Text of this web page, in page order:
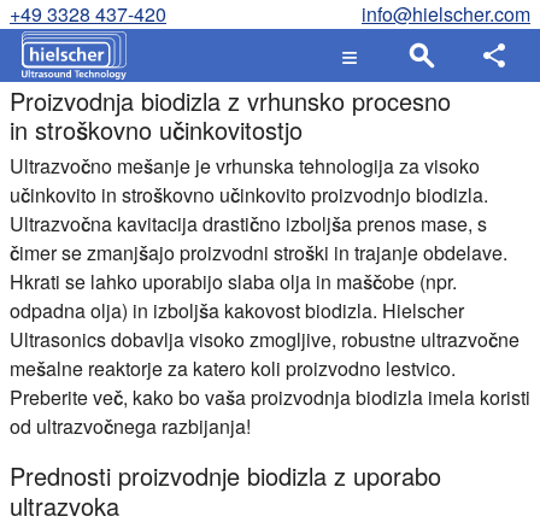
+49 3328 437-420 info@hielscher.com
Proizvodnja biodizla z vrhunsko procesno
in stroškovno učinkovitostjo
Ultrazvočno mešanje je vrhunska tehnologija za visoko
učinkovito in stroškovno učinkovito proizvodnjo biodizla.
Ultrazvočna kavitacija drastično izboljša prenos mase, s
čimer se zmanjšajo proizvodni stroški in trajanje obdelave.
Hkrati se lahko uporabijo slaba olja in maščobe (npr.
odpadna olja) in izboljša kakovost biodizla. Hielscher
Ultrasonics dobavlja visoko zmogljive, robustne ultrazvočne
mešalne reaktorje za katero koli proizvodno lestvico.
Preberite več, kako bo vaša proizvodnja biodizla imela koristi
od ultrazvočnega razbijanja!
Prednosti proizvodnje biodizla z uporabo
ultrazvoka